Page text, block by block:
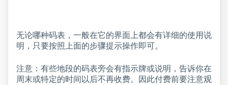
无论哪种码表，一般在它的界面上都会有详细的使用说
明，只要按照上面的步骤提示操作即可。
注意：有些地段的码表旁会有指示牌或说明，告诉你在
周末或特定的时间以后不再收费。因此付费前要注意观